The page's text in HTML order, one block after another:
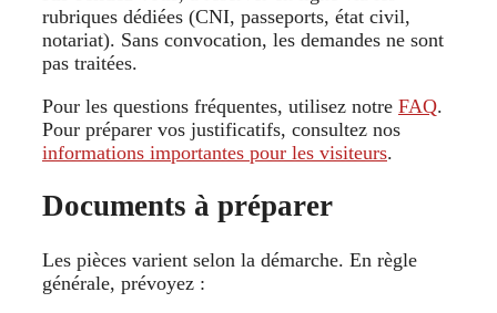
rubriques dédiées (CNI, passeports, état civil,
notariat). Sans convocation, les demandes ne sont
pas traitées.
Pour les questions fréquentes, utilisez notre FAQ.
Pour préparer vos justificatifs, consultez nos
informations importantes pour les visiteurs.
Documents à préparer
Les pièces varient selon la démarche. En règle
générale, prévoyez :